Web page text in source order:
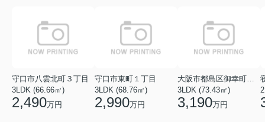
守口市八雲北町３丁目
3LDK (66.66㎡)
2,490万円
守口市東町１丁目
3LDK (68.76㎡)
2,990万円
3LDK (73.43㎡)
3,190万円